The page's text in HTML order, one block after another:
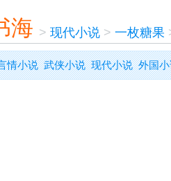
海 > 现代小说> 一枚糖果
情小说 武侠小说 现代小说 外国